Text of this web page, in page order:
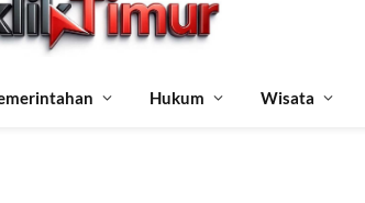
Hukum Wisata